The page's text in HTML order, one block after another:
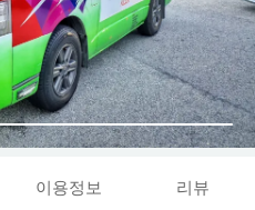
이용정보 리뷰